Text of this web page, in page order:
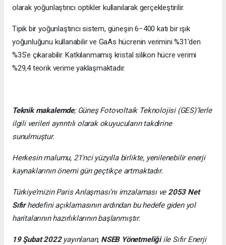
olarak yoğunlaştırıcı optikler kullanılarak gerçekleştirilir.
Tipik bir yoğunlaştırıcı sistem, güneşin 6−400 katı bir ışık
yoğunluğunu kullanabilir ve GaAs hücrenin verimini %31'den
%35'e çıkarabilir. Katkılanmamış kristal silikon hücre verimi
%29,4 teorik verime yaklaşmaktadır.
Teknik makalemde; Güneş Fotovoltaik Teknolojisi (GES)’lerle
ilgili verileri ayrıntılı olarak okuyucuların takdirine
sunulmuştur.
Herkesin malumu, 21’nci yüzyılla birlikte, yenilenebilir enerji
kaynaklarının önemi gün geçtikçe artmaktadır.
Türkiye’mizin Paris Anlaşması’nı imzalaması ve2053 Net
Sıfırhedefini açıklamasının ardından bu hedefe giden yol
haritalarının hazırlıklarının başlanmıştır.
19 Şubat 2022 yayınlanan, NSEB Yönetmeliğiile Sıfır Enerji